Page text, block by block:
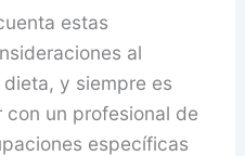
estas
al
y siempre es
un profesional de
específicas